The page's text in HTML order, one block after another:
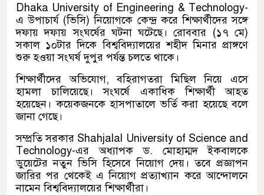
Dhaka University of Engineering & Technology-
এ উপাচার্য (ভিসি) নিয়োগকে কেন্দ্র করে শিক্ষার্থীদের সঙ্গে
দফায় দফায় সংঘর্ষের ঘটনা ঘটেছে। রোববার (১৭ মে)
সকাল ১০টার দিকে বিশ্ববিদ্যালয়ের শহীদ মিনার প্রাঙ্গণে
শুরু হওয়া সংঘর্ষ দুপুর পর্যন্ত চলতে থাকে।
শিক্ষার্থীদের অভিযোগ, বহিরাগতরা মিছিল নিয়ে এসে
হামলা চালিয়েছে। সংঘর্ষে একাধিক শিক্ষার্থী আহত
হয়েছেন। কয়েকজনকে হাসপাতালে ভর্তি করা হয়েছে বলে
জানা গেছে।
সম্প্রতি সরকার Shahjalal University of Science and
Technology-এর অধ্যাপক ড. মোহাম্মদ ইকবালকে
ডুয়েটের নতুন ভিসি হিসেবে নিয়োগ দেয়। তবে প্রজ্ঞাপন
জারির পর থেকেই এ নিয়োগ প্রত্যাখ্যান করে আন্দোলনে
নামেন বিশ্ববিদ্যালয়ের শিক্ষার্থীরা।